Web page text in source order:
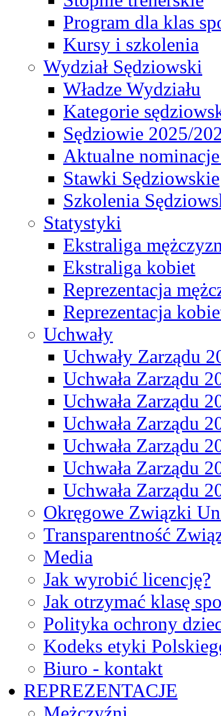
Program dla klas
Kursy i szkolenia
Wydział Sędziowski
Władze Wydziału
Kategorie
Sędziowie 2025/
Aktualne
Stawki Sędziowskie
Szkolenia
Statystyki
Ekstraliga
Ekstraliga kobiet
Reprezentacja
Reprezentacja
Uchwały
Uchwały Zarządu
Uchwała Zarządu
Uchwała Zarządu
Uchwała Zarządu
Uchwała Zarządu
Uchwała Zarządu
Uchwała Zarządu
Okręgowe Związki
Transparentność
Media
Jak wyrobić licencję?
Jak otrzymać klasę
Polityka ochrony
Kodeks etyki
Biuro - kontakt
REPREZENTACJE